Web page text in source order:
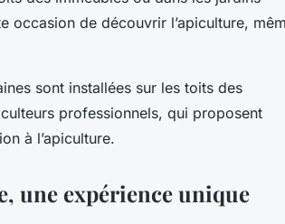
occasion de découvrir l’apiculture,
sont installées sur les toits des
professionnels, qui proposent
à l’apiculture.
une expérience unique